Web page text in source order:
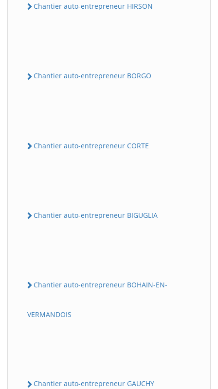
Chantier auto-entrepreneur HIRSON
Chantier auto-entrepreneur BORGO
Chantier auto-entrepreneur CORTE
Chantier auto-entrepreneur BIGUGLIA
Chantier auto-entrepreneur BOHAIN-EN-
VERMANDOIS
Chantier auto-entrepreneur GAUCHY